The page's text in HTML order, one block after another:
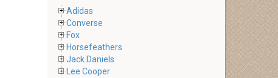
Adidas
Converse
Fox
Horsefeathers
Jack Daniels
Lee Cooper